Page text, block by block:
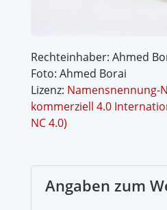
Rechteinhaber: Ahmed
Foto: Ahmed Borai
Lizenz: Namensnennung-
kommerziell 4.0
NC 4.0)
Angaben zum